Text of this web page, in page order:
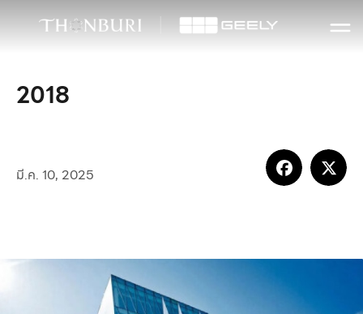
2018
มี.ค. 10, 2025